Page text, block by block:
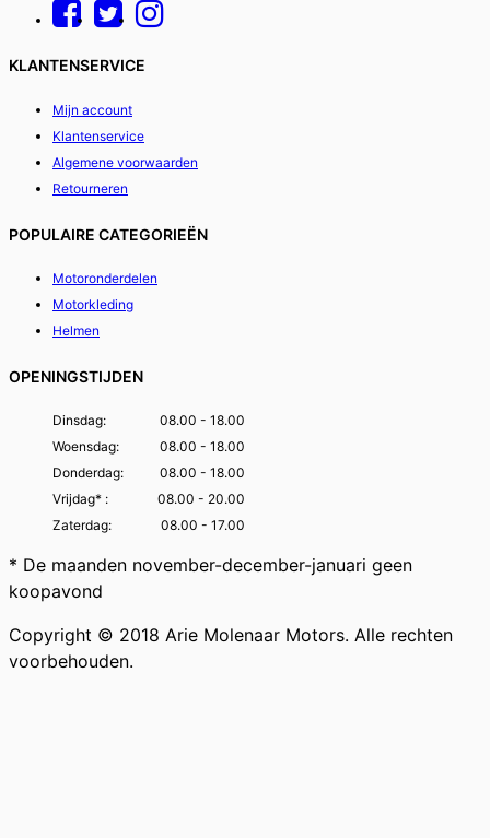
KLANTENSERVICE
Mijn account
Klantenservice
Algemene voorwaarden
Retourneren
POPULAIRE CATEGORIEËN
Motoronderdelen
Motorkleding
Helmen
OPENINGSTIJDEN
Dinsdag:
08.00 - 18.00
Woensdag:
08.00 - 18.00
Donderdag:
08.00 - 18.00
Vrijdag* :
08.00 - 20.00
Zaterdag:
08.00 - 17.00
* De maanden november-december-januari geen
koopavond
Copyright © 2018 Arie Molenaar Motors. Alle rechten
voorbehouden.